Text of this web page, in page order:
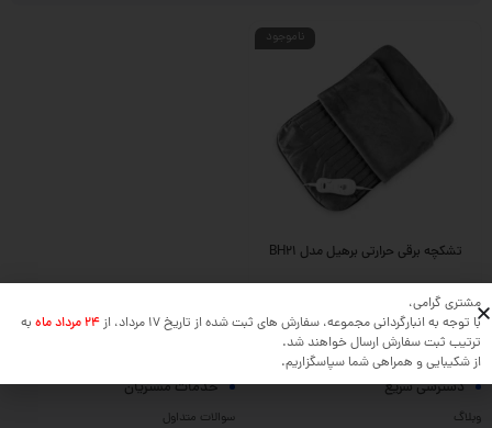
ناموجود
تشکچه برقی حرارتی برهیل مدل BH21
دسترسی سریع
وبلاگ
خدمات مشتریان
سوالات متداول
مشتری گرامی،
با توجه به انبارگردانی مجموعه، سفارش های ثبت شده از تاریخ 17 مرداد، از
24 مرداد ماه
به
ترتیب ثبت سفارش ارسال خواهند شد.
از شکیبایی و همراهی شما سپاسگزاریم.